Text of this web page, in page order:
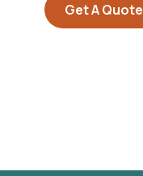
Get A Quote